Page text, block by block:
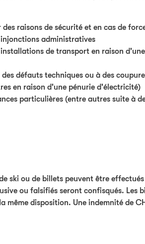
raisons de sécurité et en cas de
administratives
de transport en raison
défauts techniques ou à des
en raison d'une pénurie d'électricité)
particulières (entre autres suite à
ski ou de billets peuvent être
ou falsifiés seront confisqués.
disposition. Une indemnité de